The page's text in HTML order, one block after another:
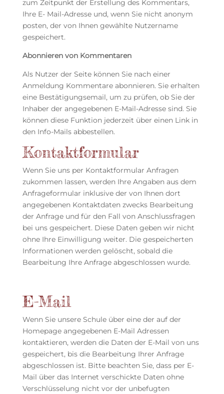
zum Zeitpunkt der Erstellung des Kommentars,
Ihre E- Mail-Adresse und, wenn Sie nicht anonym
posten, der von Ihnen gewählte Nutzername
gespeichert.
Abonnieren von Kommentaren
Als Nutzer der Seite können Sie nach einer
Anmeldung Kommentare abonnieren. Sie erhalten
eine Bestätigungsemail, um zu prüfen, ob Sie der
Inhaber der angegebenen E-Mail-Adresse sind. Sie
können diese Funktion jederzeit über einen Link in
den Info-Mails abbestellen.
Kontaktformular
Wenn Sie uns per Kontaktformular Anfragen
zukommen lassen, werden Ihre Angaben aus dem
Anfrageformular inklusive der von Ihnen dort
angegebenen Kontaktdaten zwecks Bearbeitung
der Anfrage und für den Fall von Anschlussfragen
bei uns gespeichert. Diese Daten geben wir nicht
ohne Ihre Einwilligung weiter. Die gespeicherten
Informationen werden gelöscht, sobald die
Bearbeitung Ihre Anfrage abgeschlossen wurde.
E-Mail
Wenn Sie unsere Schule über eine der auf der
Homepage angegebenen E-Mail Adressen
kontaktieren, werden die Daten der E-Mail von uns
gespeichert, bis die Bearbeitung Ihrer Anfrage
abgeschlossen ist. Bitte beachten Sie, dass per E-
Mail über das Internet verschickte Daten ohne
Verschlüsselung nicht vor der unbefugten